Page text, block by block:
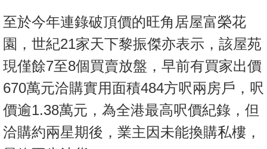
至於今年連錄破頂價的旺角居屋富榮花
園，世紀21家天下黎振傑亦表示，該屋苑
現僅餘7至8個買賣放盤，早前有買家出價
670萬元洽購實用面積484方呎兩房戶，呎
價逾1.38萬元，為全港最高呎價紀錄，但
洽購約兩星期後，業主因未能換購私樓，